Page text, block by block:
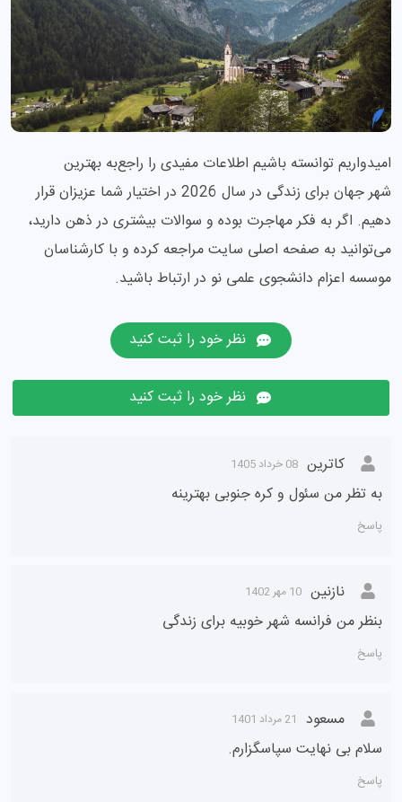
امیدواریم توانسته باشیم اطلاعات مفیدی را راجع‌به بهترین
شهر جهان برای زندگی در سال 2026 در اختیار شما عزیزان قرار
دهیم. اگر به فکر مهاجرت بوده و سوالات بیشتری در ذهن دارید،
می‌توانید به صفحه اصلی سایت مراجعه کرده و با کارشناسان
موسسه اعزام دانشجوی علمی نو در ارتباط باشید.
نظر خود را ثبت کنید
نظر خود را ثبت کنید
کاترین 08 خرداد 1405
به تظر من سئول و کره جنوبی بهترینه
پاسخ
نازنین 10 مهر 1402
بنظر من فرانسه شهر خوبیه برای زندگی
پاسخ
مسعود 21 مرداد 1401
سلام بی نهایت سپاسگزارم.
پاسخ